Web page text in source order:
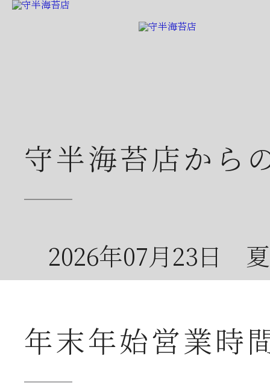
守半海苔店から
2026年07月23日
2026年07月23日
年末年始営業時